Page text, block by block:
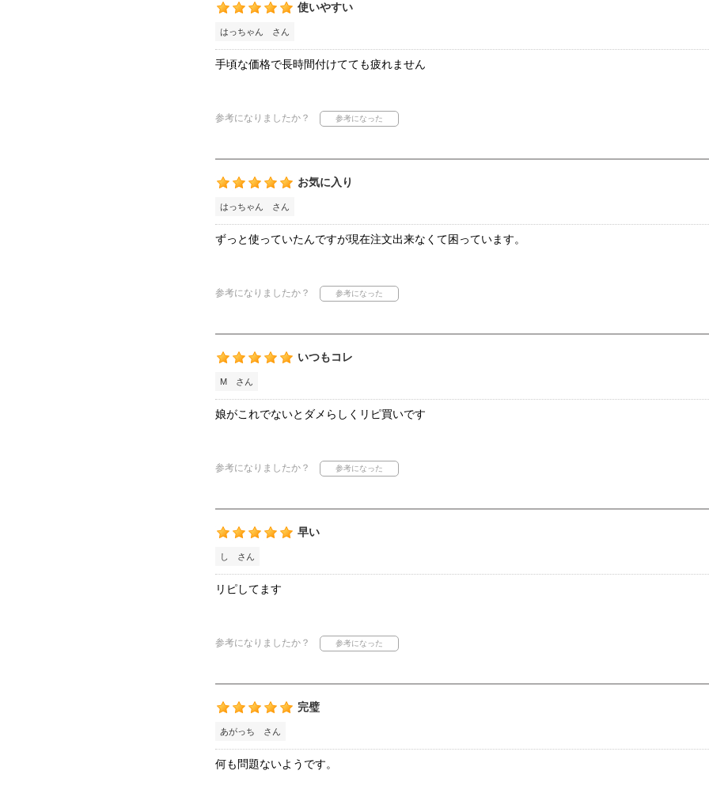
使いやすい
はっちゃん さん
手頃な価格で長時間付けてても疲れません
参考になりましたか？
お気に入り
はっちゃん さん
ずっと使っていたんですが現在注文出来なくて困っています。
参考になりましたか？
いつもコレ
М さん
娘がこれでないとダメらしくリピ買いです
参考になりましたか？
早い
し さん
リピしてます
参考になりましたか？
完璧
あがっち さん
何も問題ないようです。